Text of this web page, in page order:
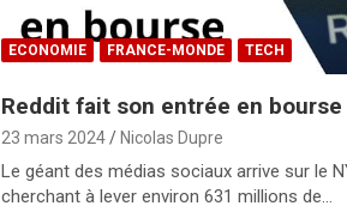
ECONOMIE FRANCE-MONDE TECH
Reddit fait son entrée en bourse
23 mars 2024 Nicolas Dupre
Le géant des médias sociaux arrive sur le
cherchant à lever environ 631 millions de…